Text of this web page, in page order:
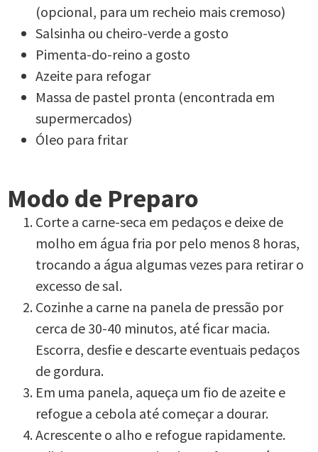
(opcional, para um recheio mais cremoso)
Salsinha ou cheiro-verde a gosto
Pimenta-do-reino a gosto
Azeite para refogar
Massa de pastel pronta (encontrada em
supermercados)
Óleo para fritar
Modo de Preparo
Corte a carne-seca em pedaços e deixe de
molho em água fria por pelo menos 8 horas,
trocando a água algumas vezes para retirar o
excesso de sal.
Cozinhe a carne na panela de pressão por
cerca de 30-40 minutos, até ficar macia.
Escorra, desfie e descarte eventuais pedaços
de gordura.
Em uma panela, aqueça um fio de azeite e
refogue a cebola até começar a dourar.
Acrescente o alho e refogue rapidamente.